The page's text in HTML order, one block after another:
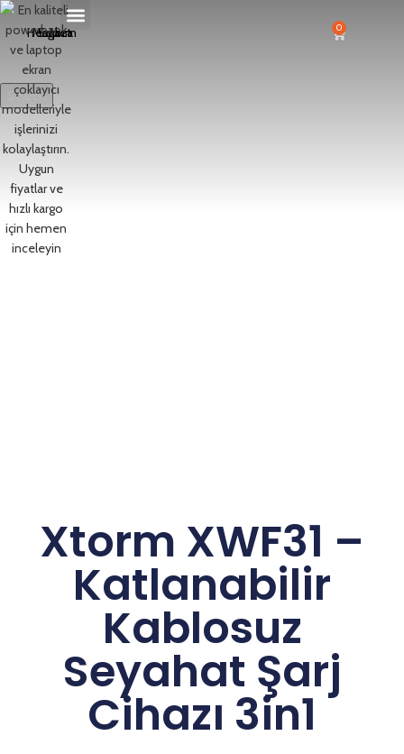
0
Xtorm XWF31 –
Katlanabilir
Kablosuz
Seyahat Şarj
Cihazı 3in1
Search
Start typing to see products you are looking for.